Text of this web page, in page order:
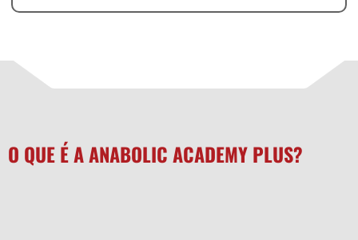
O QUE É A ANABOLIC ACADEMY PLUS?